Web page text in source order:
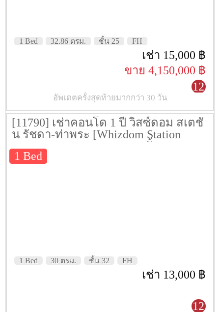
1 Bed 32.86 ตรม. ชั้น 25 FH
เช่า 15,000 ฿
ขาย 4,150,000 ฿
12
อัพเดตครั้งสุดท้ายมากกว่า 30 วัน
[11790] เช่าคอนโด 1 ปี วิสซ์ดอม สเตชั่
น รัชดา-ท่าพระ [Whizdom Station
Ratchada-Thapra] 30 ตรม. ชั้น 32
1 Bed
1 Bed 30 ตรม. ชั้น 32 FH
เช่า 13,000 ฿
12